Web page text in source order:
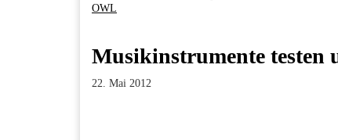
OWL
Musikinstrumente testen
22. Mai 2012